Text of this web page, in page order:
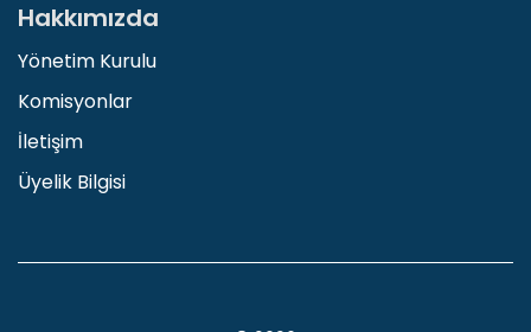
Hakkımızda
Yönetim Kurulu
Komisyonlar
İletişim
Üyelik Bilgisi